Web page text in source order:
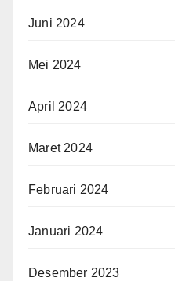
Juni 2024
Mei 2024
April 2024
Maret 2024
Februari 2024
Januari 2024
Desember 2023